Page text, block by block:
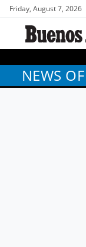
Friday, August 7, 2026
NEWS